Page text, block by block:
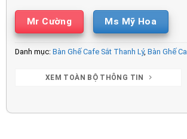
Mr Cường Ms Mỹ Hoa
Danh mục:Bàn Ghế Cafe Sắt Thanh Lý,Bàn Ghế
XEM TOÀN BỘ THÔNG TIN